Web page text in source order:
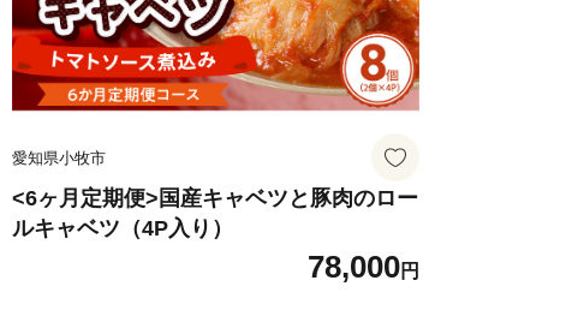
愛知県小牧市
<6ヶ月定期便>国産キャベツと豚肉のロー
ルキャベツ（4P入り）
78,000円